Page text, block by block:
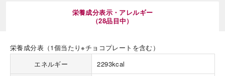
栄養成分表示・アレルギー
（28品目中）
栄養成分表（1個当たり※チョコプレートを含む）
エネルギー
2293kcal
海外 Overseas shops
Indonesia